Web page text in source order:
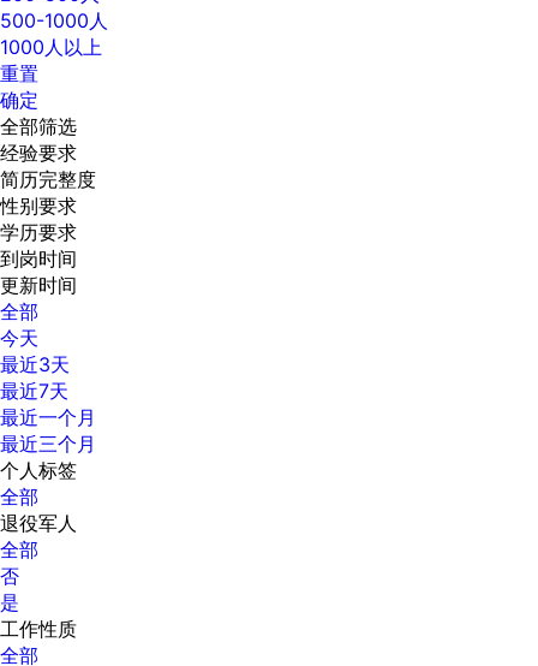
500-1000人
1000人以上
重置
确定
全部筛选
经验要求
简历完整度
性别要求
学历要求
到岗时间
更新时间
全部
今天
最近3天
最近7天
最近一个月
最近三个月
个人标签
全部
退役军人
全部
否
是
工作性质
全部